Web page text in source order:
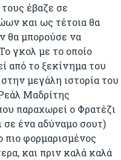
έβαζε σε
και ως τέτοια θα
θα μπορούσε να
γκολ με το οποίο
από το ξεκίνημα του
μεγάλη ιστορία του
Μαδρίτης
παραχωρεί ο Φρατέζι
σε ένα αδύναμο σουτ)
πιο φορμαρισμένος
και πριν καλά καλά